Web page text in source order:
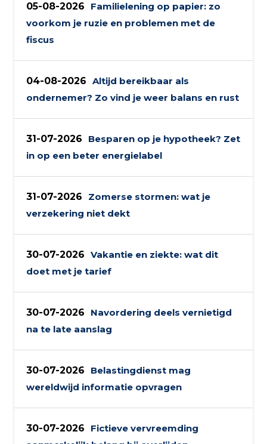
05-08-2026
Familielening op papier: zo
voorkom je ruzie en problemen met de
fiscus
04-08-2026 Altijd bereikbaar als
ondernemer? Zo vind je weer balans en rust
31-07-2026
Besparen op je hypotheek? Zet
in op een beter energielabel
31-07-2026
Zomerse stormen: wat je
verzekering niet dekt
30-07-2026 Vakantie en ziekte: wat dit
doet met je tarief
30-07-2026
Navordering deels vernietigd
na te late aanslag
30-07-2026
Belastingdienst mag
wereldwijd informatie opvragen
30-07-2026
Fictieve vervreemding